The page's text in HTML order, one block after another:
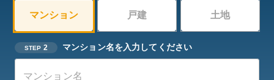
マンション 戸建 土地
STEP 2 マンション名を入力してください